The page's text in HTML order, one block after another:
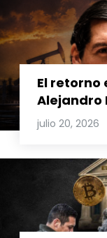
El
Alejandro
bolichico
justicia y
julio 20, 2026